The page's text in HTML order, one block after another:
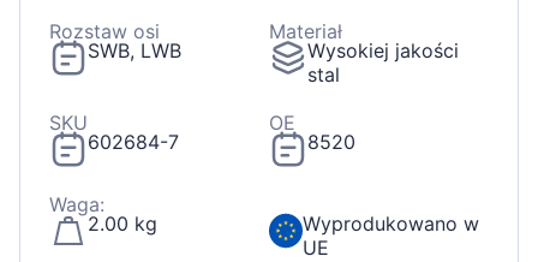
Rozstaw osi
SWB, LWB
Materiał
Wysokiej jakości
stal
SKU
602684-7
OE
8520
Waga:
2.00 kg
Wyprodukowano w
UE